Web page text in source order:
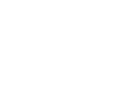
la 2026/27
ante el Bayer Leverkusen